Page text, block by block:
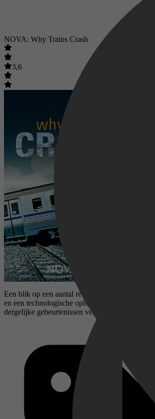
NOVA: Why Trains Crash
3,6
Een blik op een aantal recente treinongelukken,
en een technologische oplossing die ervoor moet
dergelijke gebeurtenissen veel minder vaak